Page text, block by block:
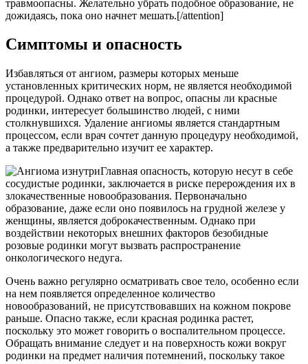
травмоопасны. Желательно убрать подобное образование, не
дожидаясь, пока оно начнет мешать.[/attention]
Симптомы и опасность
Избавляться от ангиом, размеры которых меньше
установленных критических норм, не является необходимой
процедурой. Однако ответ на вопрос, опасны ли красные
родинки, интересует большинство людей, с ними
столкнувшихся. Удаление ангиомы является стандартным
процессом, если врач сочтет данную процедуру необходимой,
а также предварительно изучит ее характер.
Главная опасность, которую несут в себе
сосудистые родинки, заключается в риске перерождения их в
злокачественные новообразования. Первоначально
образование, даже если оно появилось на грудной железе у
женщины, является доброкачественным. Однако при
воздействии некоторых внешних факторов безобидные
розовые родинки могут вызвать распространение
онкологического недуга.
Очень важно регулярно осматривать свое тело, особенно если
на нем появляется определенное количество
новообразований, не присутствовавших на кожном покрове
раньше. Опасно также, если красная родинка растет,
поскольку это может говорить о воспалительном процессе.
Обращать внимание следует и на поверхность кожи вокруг
родинки на предмет наличия потемнений, поскольку такое